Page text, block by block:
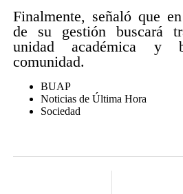
Finalmente, señaló que
de su gestión buscará
unidad académica y
comunidad.
BUAP
Noticias de Última Hora
Sociedad